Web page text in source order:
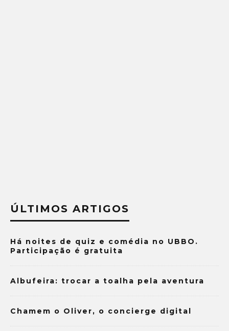
ÚLTIMOS ARTIGOS
Há noites de quiz e comédia no UBBO.
Participação é gratuita
Albufeira: trocar a toalha pela aventura
Chamem o Oliver, o concierge digital